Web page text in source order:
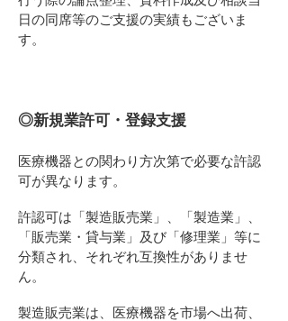
日の同席等のご支援の実績もございま
す。
◎新規業許可・登録支援
医療機器との関わり方次第で必要な許認
可が異なります。
許認可は「製造販売業」、「製造業」、
「販売業・貸与業」及び「修理業」等に
分類され、それぞれ互換性がありませ
ん。
製造販売業は、医療機器を市場へ出荷、